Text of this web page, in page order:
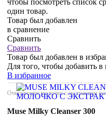
чтобы посмотреть список
один товар.
Товар был добавлен
в сравнение
Сравнить
Сравнить
Товар был добавлен в
Для того, чтобы добавить
В избранное
Очищающее молочко с экстрактом
Muse Milky Cleanser 300